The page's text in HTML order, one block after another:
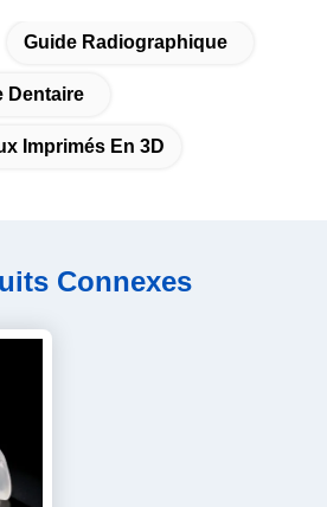
Guide Radiographique
Dentaire
Imprimés En 3D
Connexes